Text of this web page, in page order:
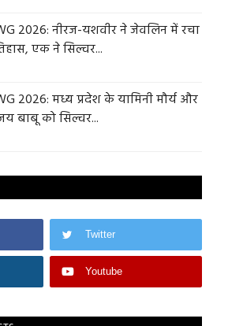
2026: नीरज-यशवीर ने जेवलिन में रचा
एक ने सिल्वर...
2026: मध्य प्रदेश के यामिनी मौर्य और
बाबू को सिल्वर...
Twitter
Youtube